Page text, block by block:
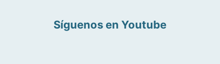
Síguenos en Youtube